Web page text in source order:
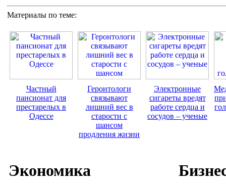
Материалы по теме:
Частный
пансионат для
престарелых в
Одессе
Геронтологи
связывают
лишний вec в
старости с
шансом
продления жизни
Электронные
сигареты вредят
работе сердца и
сосудов – ученые
Экономика